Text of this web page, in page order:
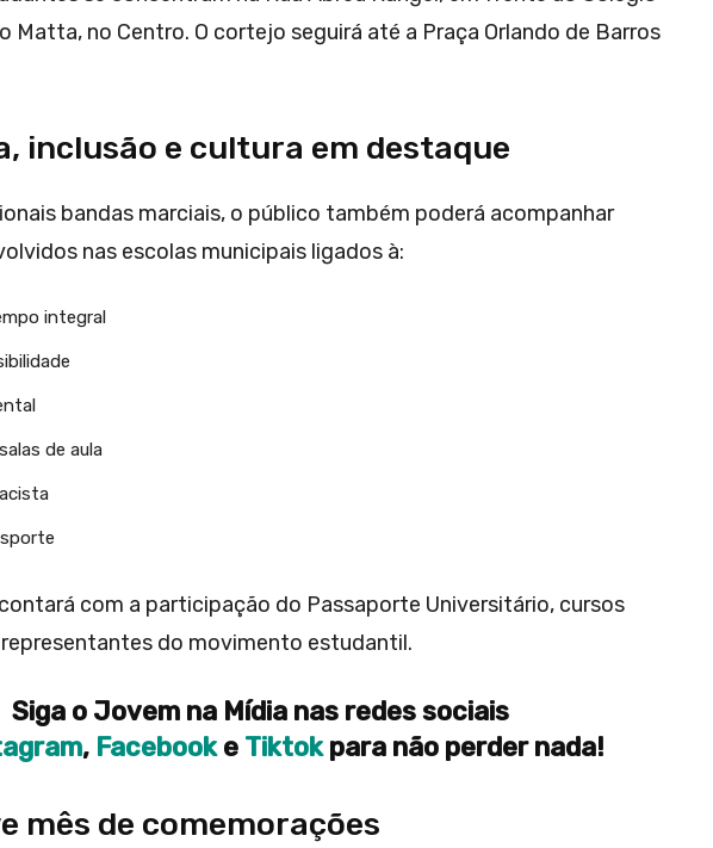
Matta, no Centro. O cortejo seguirá até a Praça Orlando de Barros
inclusão e cultura em destaque
bandas marciais, o público também poderá acompanhar
nas escolas municipais ligados à:
integral
de aula
com a participação do Passaporte Universitário, cursos
do movimento estudantil.
Siga o Jovem na Mídia nas redes sociais
, Facebooke Tiktokpara não perder nada!
mês de comemorações